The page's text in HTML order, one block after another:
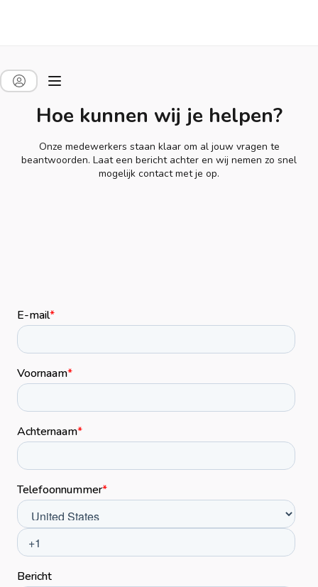
Hoe kunnen wij je helpen?
Onze medewerkers staan klaar om al jouw vragen te
beantwoorden. Laat een bericht achter en wij nemen zo snel
mogelijk contact met je op.